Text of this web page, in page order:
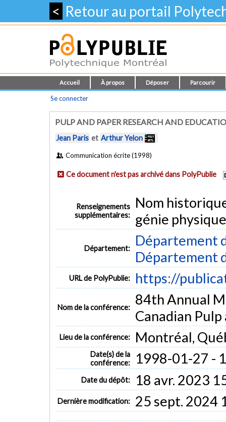
< Retour au portail
Accueil À propos Déposer Parcourir
Se connecter
PULP AND PAPER RESEARCH AND
Jean Paris et Arthur Yelon
Communication écrite (1998)
Ce document n'est pas archivé dans PolyPublie
Renseignements
supplémentaires:
Nom
génie
Département:
Département
Département
URL de PolyPublie: https://
Nom de la conférence:
84th Annual
Canadian
Lieu de la conférence: Montréal,
Date(s) de la
conférence:
1998-01-27 -
Date du dépôt: 18 avr. 2023
Dernière modification: 25 sept. 2024